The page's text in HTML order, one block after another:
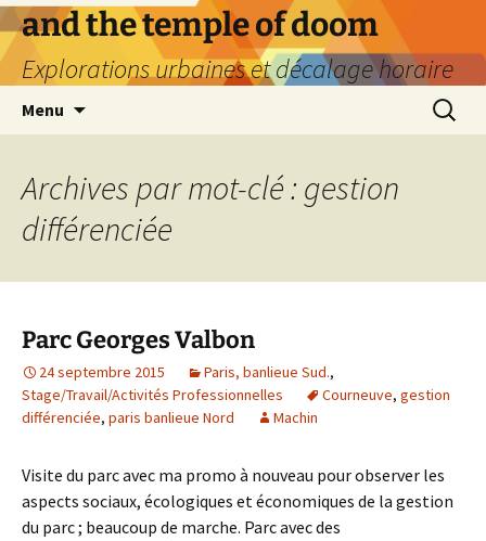
Aller
au
contenu
and the temple of doom
Explorations urbaines et décalage horaire
Menu
Archives par mot-clé : gestion
différenciée
Parc Georges Valbon
24 septembre 2015 Paris, banlieue Sud.,
Stage/Travail/Activités Professionnelles
Courneuve, gestion
différenciée, paris banlieue Nord Machin
Visite du parc avec ma promo à nouveau pour observer les
aspects sociaux, écologiques et économiques de la gestion
du parc ; beaucoup de marche. Parc avec des